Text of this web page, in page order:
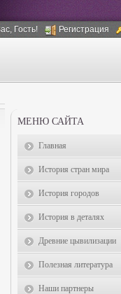
, Гость! Регистрация
МЕНЮ САЙТА
Главная
История стран мира
История городов
История в деталях
Древние цывилизации
Полезная литература
Наши партнеры